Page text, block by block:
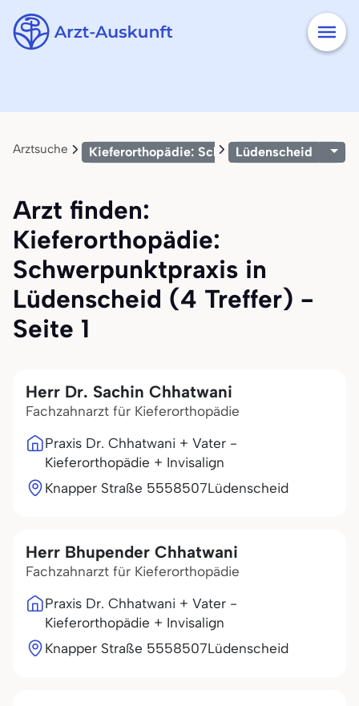
Arztsuche Kieferorthopädie: Schwerpunktpraxis
Lüdenscheid
Arzt finden:
Kieferorthopädie:
Schwerpunktpraxis in
Lüdenscheid (4 Treffer) -
Seite 1
Herr Dr. Sachin Chhatwani
Fachzahnarzt für Kieferorthopädie
Praxis Dr. Chhatwani + Vater -
Kieferorthopädie + Invisalign
Knapper Straße 5558507Lüdenscheid
Herr Bhupender Chhatwani
Fachzahnarzt für Kieferorthopädie
Praxis Dr. Chhatwani + Vater -
Kieferorthopädie + Invisalign
Knapper Straße 5558507Lüdenscheid